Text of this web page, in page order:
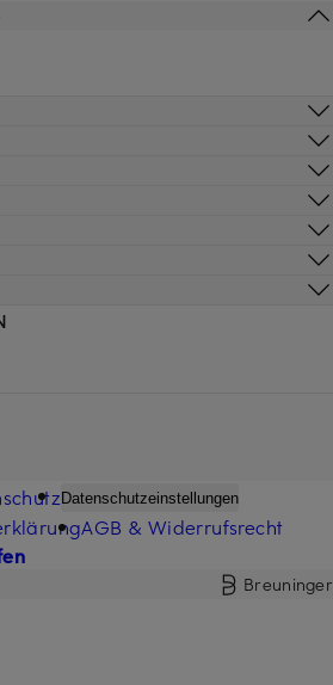
Datenschutzeinstellungen
AGB & Widerrufsrecht
Breuninger